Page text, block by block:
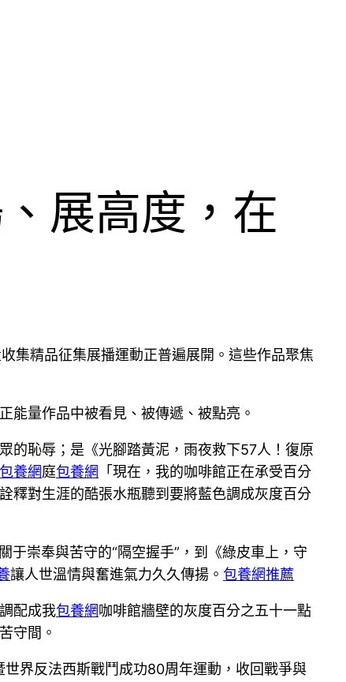
展高度，在
集精品征集展播運動正普遍展開。這些作品聚焦
能量作品中被看見、被傳遞、被點亮。
的恥辱；是《光腳踏黃泥，雨夜救下57人！復原
包養網庭包養網 「現在，我的咖啡館正在承受百分
釋對生涯的酷張水瓶聽到要將藍色調成灰度百分
于崇奉與苦守的“隔空握手”，到《綠皮車上，守
讓人世溫情與奮進氣力久久傳揚。 包養網推薦
配成我包養網咖啡館牆壁的灰度百分之五十一點
守間。
界反法西斯戰鬥成功80周年運動，收回戰爭與